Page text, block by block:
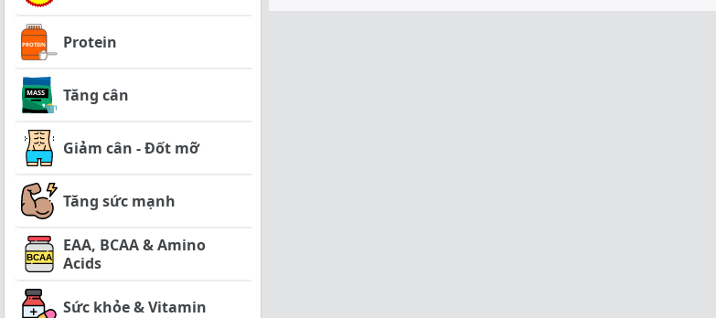
Protein
Tăng cân
Giảm cân - Đốt mỡ
Tăng sức mạnh
EAA, BCAA & Amino
Acids
Sức khỏe & Vitamin